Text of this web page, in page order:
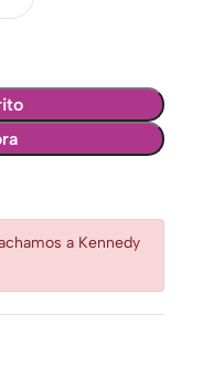
a Kennedy